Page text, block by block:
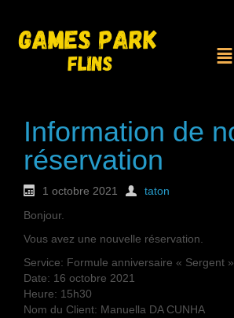
Information de
réservation
1 octobre 2021
taton
Bonjour.
Vous avez une nouvelle réservation.
Service: Formule anniversaire « Sergent »
Date: 16 octobre 2021
Heure: 15h30
Nom du Client: Manuella DA CUNHA